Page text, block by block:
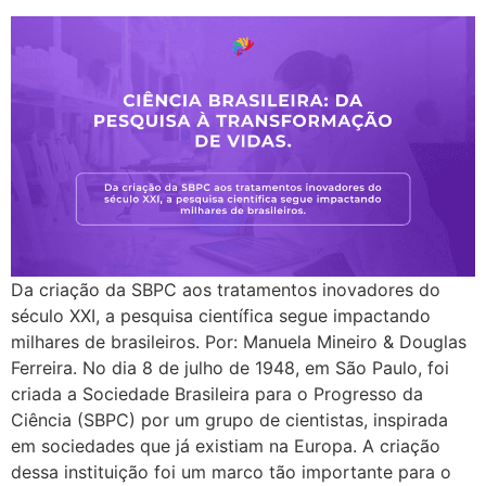
Da criação da SBPC aos tratamentos inovadores do
século XXI, a pesquisa científica segue impactando
milhares de brasileiros. Por: Manuela Mineiro & Douglas
Ferreira. No dia 8 de julho de 1948, em São Paulo, foi
criada a Sociedade Brasileira para o Progresso da
Ciência (SBPC) por um grupo de cientistas, inspirada
em sociedades que já existiam na Europa. A criação
dessa instituição foi um marco tão importante para o